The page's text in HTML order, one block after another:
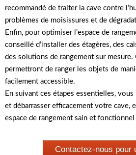
recommandé de traiter la cave contre
problèmes de moisissures et de
Enfin, pour optimiser l’espace de
conseillé d’installer des étagères, des
des solutions de rangement sur mesure.
permettront de ranger les objets de
facilement accessible.
En suivant ces étapes essentielles,
et débarrasser efficacement votre cave,
espace de rangement sain et
Contactez-nous pour